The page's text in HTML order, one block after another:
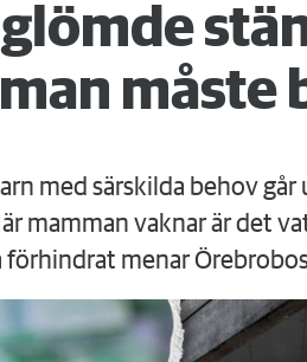
med särskilda behov
mamman vaknar är det
förhindrat menar